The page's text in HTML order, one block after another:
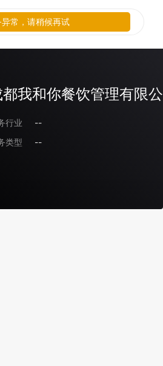
都我和你餐饮管理有限
行业
--
类型
--
异常，请稍候再试